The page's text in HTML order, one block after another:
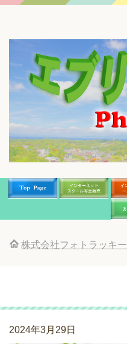
株式会社フォトラッキー
2024年3月29日